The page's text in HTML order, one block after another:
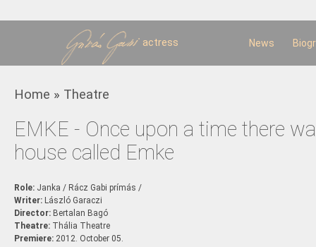
actress News
You are here
Home » Theatre
EMKE - Once upon a time there
house called Emke
Role: Janka / Rácz Gabi prímás /
Writer: László Garaczi
Director: Bertalan Bagó
Theatre: Thália Theatre
Premiere: 2012. October 05.